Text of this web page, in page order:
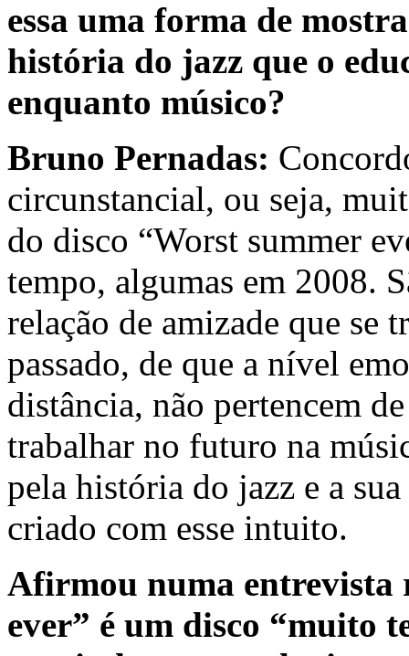
essa uma forma de
história do jazz que o
enquanto músico?
Bruno Pernadas:
circunstancial, ou seja,
do disco “Worst summer
tempo, algumas em 2008.
relação de amizade que se
passado, de que a nível
distância, não pertencem
trabalhar no futuro na
pela história do jazz e a
criado com esse intuito.
Afirmou numa entrevista
ever” é um disco “muito